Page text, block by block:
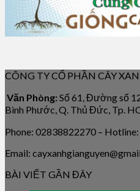
CÔNG TY CỔ PHẦN CÂY
Văn Phòng: Số 61, Đường số
Bình Phước, Q. Thủ Đức, Tp.
Phone: 02838822270 –
Email:
BÀI VIẾT GẦN ĐÂY